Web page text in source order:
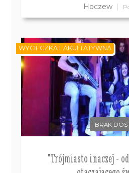
Hoczew
BRAK
"Trójmiasto inaczej -
WYCIECZKA FAKULTATYWNA